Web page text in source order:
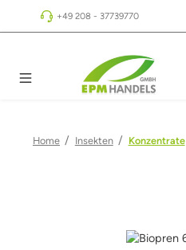
Zum Hauptinhalt springen
+49 208 - 37739770
Home / Insekten / Konzentrate
Bildergalerie überspringen